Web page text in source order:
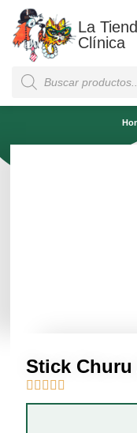
La
Clínica
Stick
    